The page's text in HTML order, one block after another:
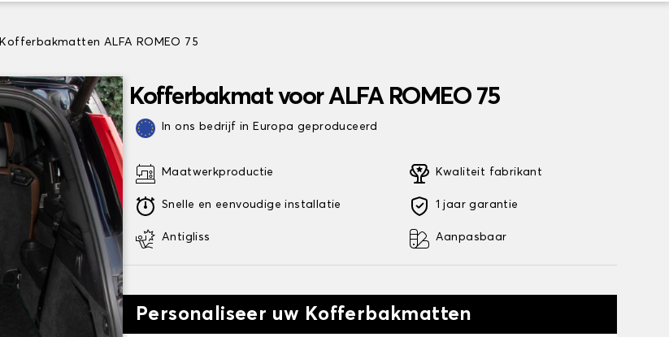
Kofferbakmatten ALFA ROMEO 75
Kofferbakmat voor ALFA ROMEO 75
In ons bedrijf in Europa geproduceerd
Maatwerkproductie
Snelle en eenvoudige installatie
Antigliss
Kwaliteit fabrikant
1 jaar garantie
Aanpasbaar
Personaliseer uw Kofferbakmatten